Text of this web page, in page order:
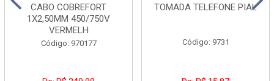
CABO COBREFORT
1X2,50MM 450/750V
VERMELH
Código: 970177
TOMADA TELEFONE PIAL
Código: 9731